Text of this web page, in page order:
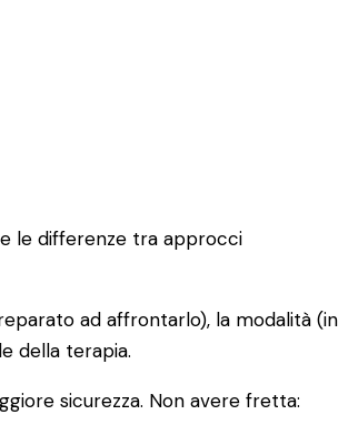
le differenze tra approcci
ad affrontarlo), la modalità (in
della terapia.
sicurezza. Non avere fretta: